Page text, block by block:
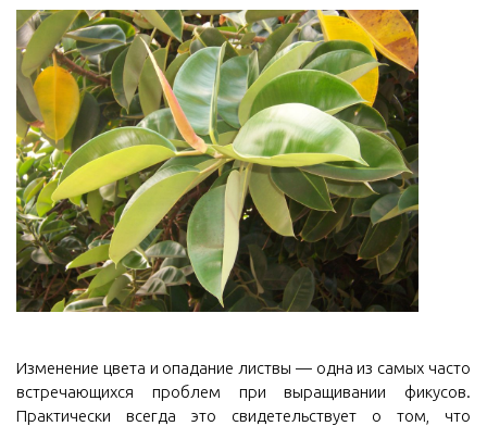
Изменение цвета и опадание листвы — одна из самых часто
встречающихся проблем при выращивании фикусов.
Практически всегда это свидетельствует о том, что